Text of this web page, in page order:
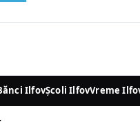
IlfovȘcoli IlfovVreme
DIN UE